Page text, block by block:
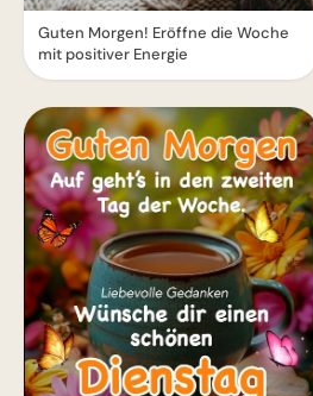
Guten Morgen! Eröffne die Woche
mit positiver Energie